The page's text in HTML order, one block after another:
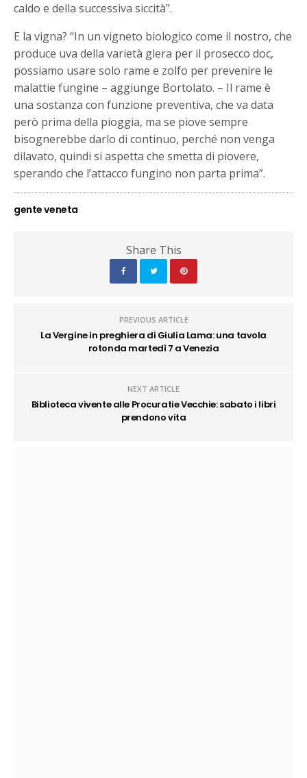
caldo e della successiva siccità”.
E la vigna? “In un vigneto biologico come il nostro, che
produce uva della varietà glera per il prosecco doc,
possiamo usare solo rame e zolfo per prevenire le
malattie fungine – aggiunge Bortolato. – Il rame è
una sostanza con funzione preventiva, che va data
però prima della pioggia, ma se piove sempre
bisognerebbe darlo di continuo, perché non venga
dilavato, quindi si aspetta che smetta di piovere,
sperando che l’attacco fungino non parta prima”.
gente veneta
Share This
PREVIOUS ARTICLE
La Vergine in preghiera di Giulia Lama: una tavola
rotonda martedì 7 a Venezia
NEXT ARTICLE
Biblioteca vivente alle Procuratie Vecchie: sabato i libri
prendono vita